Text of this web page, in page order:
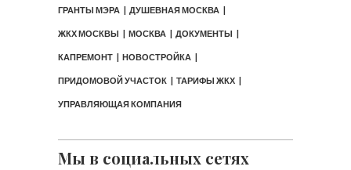
ГРАНТЫ МЭРА ДУШЕВНАЯ МОСКВА
ЖКХ МОСКВЫ МОСКВА ДОКУМЕНТЫ
КАПРЕМОНТ НОВОСТРОЙКА
ПРИДОМОВОЙ УЧАСТОК ТАРИФЫ ЖКХ
УПРАВЛЯЮЩАЯ КОМПАНИЯ
Мы в социальных сетях